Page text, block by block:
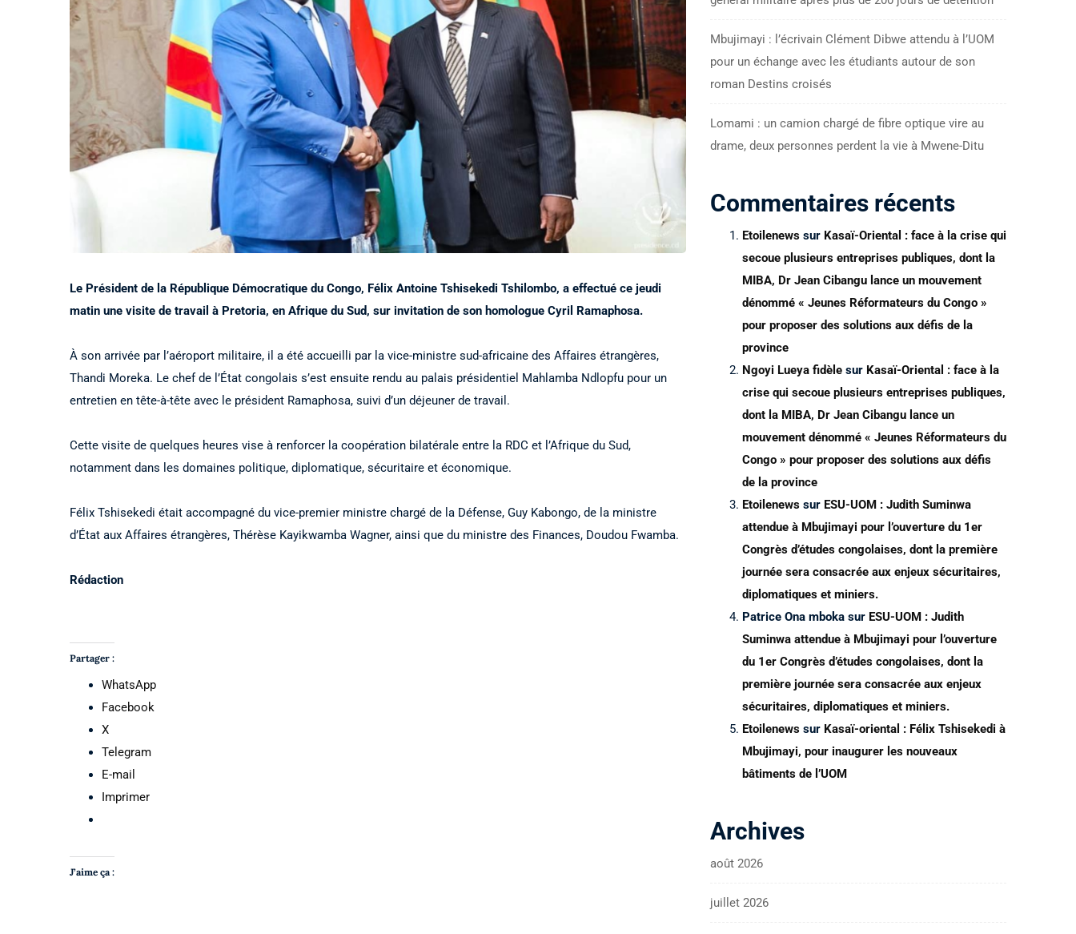
Le Président de la République Démocratique du Congo, Félix Antoine Tshisekedi Tshilombo, a effectué ce jeudi
matin une visite de travail à Pretoria, en Afrique du Sud, sur invitation de son homologue Cyril Ramaphosa.
À son arrivée par l’aéroport militaire, il a été accueilli par la vice-ministre sud-africaine des Affaires étrangères,
Thandi Moreka. Le chef de l’État congolais s’est ensuite rendu au palais présidentiel Mahlamba Ndlopfu pour un
entretien en tête-à-tête avec le président Ramaphosa, suivi d’un déjeuner de travail.
Cette visite de quelques heures vise à renforcer la coopération bilatérale entre la RDC et l’Afrique du Sud,
notamment dans les domaines politique, diplomatique, sécuritaire et économique.
Félix Tshisekedi était accompagné du vice-premier ministre chargé de la Défense, Guy Kabongo, de la ministre
d’État aux Affaires étrangères, Thérèse Kayikwamba Wagner, ainsi que du ministre des Finances, Doudou Fwamba.
Rédaction
Partager :
WhatsApp
Facebook
X
Telegram
E-mail
Imprimer
J’aime ça :
Mbujimayi : l’écrivain Clément Dibwe attendu à l’UOM
pour un échange avec les étudiants autour de son
roman Destins croisés
Lomami : un camion chargé de fibre optique vire au
drame, deux personnes perdent la vie à Mwene-Ditu
Commentaires récents
Etoilenews sur Kasaï-Oriental : face à la crise qui
secoue plusieurs entreprises publiques, dont la
MIBA, Dr Jean Cibangu lance un mouvement
dénommé « Jeunes Réformateurs du Congo »
pour proposer des solutions aux défis de la
province
Ngoyi Lueya fidèle sur Kasaï-Oriental : face à la
crise qui secoue plusieurs entreprises publiques,
dont la MIBA, Dr Jean Cibangu lance un
mouvement dénommé « Jeunes Réformateurs du
Congo » pour proposer des solutions aux défis
de la province
Etoilenews sur ESU-UOM : Judith Suminwa
attendue à Mbujimayi pour l’ouverture du 1er
Congrès d’études congolaises, dont la première
journée sera consacrée aux enjeux sécuritaires,
diplomatiques et miniers.
Patrice Ona mboka sur ESU-UOM : Judith
Suminwa attendue à Mbujimayi pour l’ouverture
du 1er Congrès d’études congolaises, dont la
première journée sera consacrée aux enjeux
sécuritaires, diplomatiques et miniers.
Etoilenews sur Kasaï-oriental : Félix Tshisekedi à
Mbujimayi, pour inaugurer les nouveaux
bâtiments de l’UOM
Archives
août 2026
juillet 2026